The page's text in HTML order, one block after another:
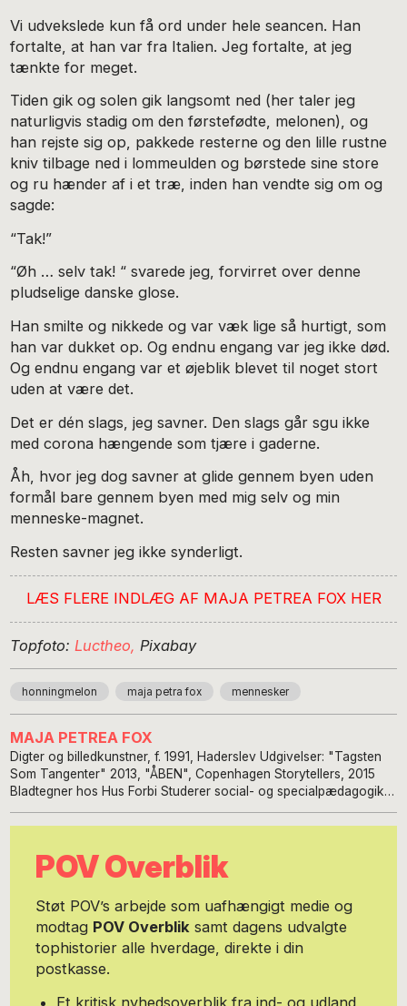
Vi udvekslede kun få ord under hele seancen. Han
fortalte, at han var fra Italien. Jeg fortalte, at jeg
tænkte for meget.
Tiden gik og solen gik langsomt ned (her taler jeg
naturligvis stadig om den førstefødte, melonen), og
han rejste sig op, pakkede resterne og den lille rustne
kniv tilbage ned i lommeulden og børstede sine store
og ru hænder af i et træ, inden han vendte sig om og
sagde:
“Tak!”
“Øh … selv tak! “ svarede jeg, forvirret over denne
pludselige danske glose.
Han smilte og nikkede og var væk lige så hurtigt, som
han var dukket op. Og endnu engang var jeg ikke død.
Og endnu engang var et øjeblik blevet til noget stort
uden at være det.
Det er dén slags, jeg savner. Den slags går sgu ikke
med corona hængende som tjære i gaderne.
Åh, hvor jeg dog savner at glide gennem byen uden
formål bare gennem byen med mig selv og min
menneske-magnet.
Resten savner jeg ikke synderligt.
LÆS FLERE INDLÆG AF MAJA PETREA FOX HER
Topfoto: Luctheo, Pixabay
honningmelon maja petra fox mennesker
MAJA PETREA FOX
Digter og billedkunstner, f. 1991, Haderslev Udgivelser: "Tagsten
Som Tangenter" 2013, "ÅBEN", Copenhagen Storytellers, 2015
Bladtegner hos Hus Forbi Studerer social- og specialpædagogik
POV Overblik
Støt POV’s arbejde som uafhængigt medie og
modtag POV Overblik samt dagens udvalgte
tophistorier alle hverdage, direkte i din
postkasse.
Et kritisk nyhedsoverblik fra ind- og udland